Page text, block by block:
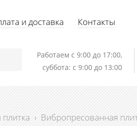
и доставка Контакты
Работаем c 9:00 до 17:00,
суббота: с 9:00 до 13:00
плитка › Вибропресованная